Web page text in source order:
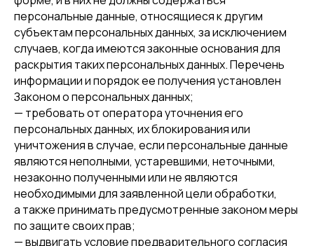
персональные данные, относящиеся к другим
субъектам персональных данных, за исключением
случаев, когда имеются законные основания для
раскрытия таких персональных данных. Перечень
информации и порядок ее получения установлен
Законом о персональных данных;
— требовать от оператора уточнения его
персональных данных, их блокирования или
уничтожения в случае, если персональные данные
являются неполными, устаревшими, неточными,
незаконно полученными или не являются
необходимыми для заявленной цели обработки,
а также принимать предусмотренные законом меры
по защите своих прав;
— выдвигать условие предварительного согласия